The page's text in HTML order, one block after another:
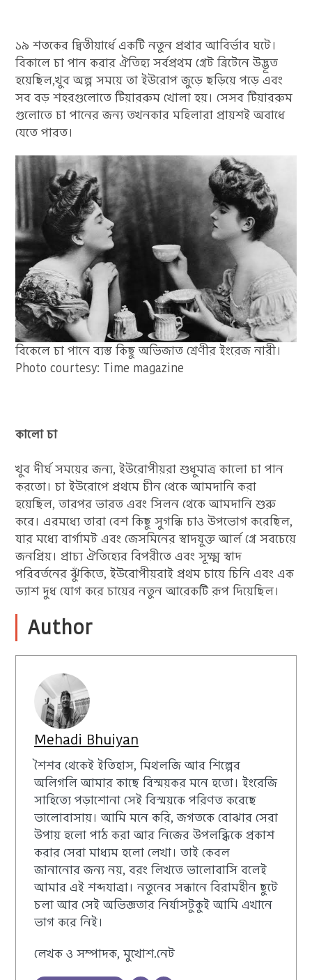
১৯ শতকের দ্বিতীয়ার্ধে একটি নতুন প্রথার আবির্ভাব ঘটে।
বিকালে চা পান করার ঐতিহ্য সর্বপ্রথম গ্রেট ব্রিটেনে উদ্ভূত
হয়েছিল,খুব অল্প সময়ে তা ইউরোপ জুড়ে ছড়িয়ে পড়ে এবং
সব বড় শহরগুলোতে টিয়াররুম খোলা হয়। সেসব টিয়াররুম
গুলোতে চা পানের জন্য তখনকার মহিলারা প্রায়শই অবাধে
যেতে পারত।
বিকেলে চা পানে ব্যস্ত কিছু অভিজাত শ্রেণীর ইংরেজ নারী।
Photo courtesy: Time magazine
কালো চা
খুব দীর্ঘ সময়ের জন্য, ইউরোপীয়রা শুধুমাত্র কালো চা পান
করতো। চা ইউরোপে প্রথমে চীন থেকে আমদানি করা
হয়েছিল, তারপর ভারত এবং সিলন থেকে আমদানি শুরু
করে। এরমধ্যে তারা বেশ কিছু সুগন্ধি চাও উপভোগ করেছিল,
যার মধ্যে বার্গামট এবং জেসমিনের স্বাদযুক্ত আর্ল গ্রে সবচেয়ে
জনপ্রিয়। প্রাচ্য ঐতিহ্যের বিপরীতে এবং সূক্ষ্ম স্বাদ
পরিবর্তনের ঝুঁকিতে, ইউরোপীয়রাই প্রথম চায়ে চিনি এবং এক
ড্যাশ দুধ যোগ করে চায়ের নতুন আরেকটি রূপ দিয়েছিল।
Author
Mehadi Bhuiyan
শৈশব থেকেই ইতিহাস, মিথলজি আর শিল্পের
অলিগলি আমার কাছে বিস্ময়কর মনে হতো। ইংরেজি
সাহিত্যে পড়াশোনা সেই বিস্ময়কে পরিণত করেছে
ভালোবাসায়। আমি মনে করি, জগতকে বোঝার সেরা
উপায় হলো পাঠ করা আর নিজের উপলব্ধিকে প্রকাশ
করার সেরা মাধ্যম হলো লেখা। তাই কেবল
জানানোর জন্য নয়, বরং লিখতে ভালোবাসি বলেই
আমার এই শব্দযাত্রা। নতুনের সন্ধানে বিরামহীন ছুটে
চলা আর সেই অভিজ্ঞতার নির্যাসটুকুই আমি এখানে
ভাগ করে নিই।
লেখক ও সম্পাদক, মুখোশ.নেট